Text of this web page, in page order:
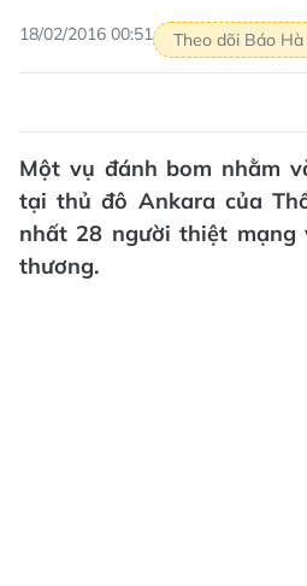
18/02/2016 00:51 Theo dõi Báo
Một vụ đánh bom nhằm
tại thủ đô Ankara của
nhất 28 người thiệt mạng
thương.